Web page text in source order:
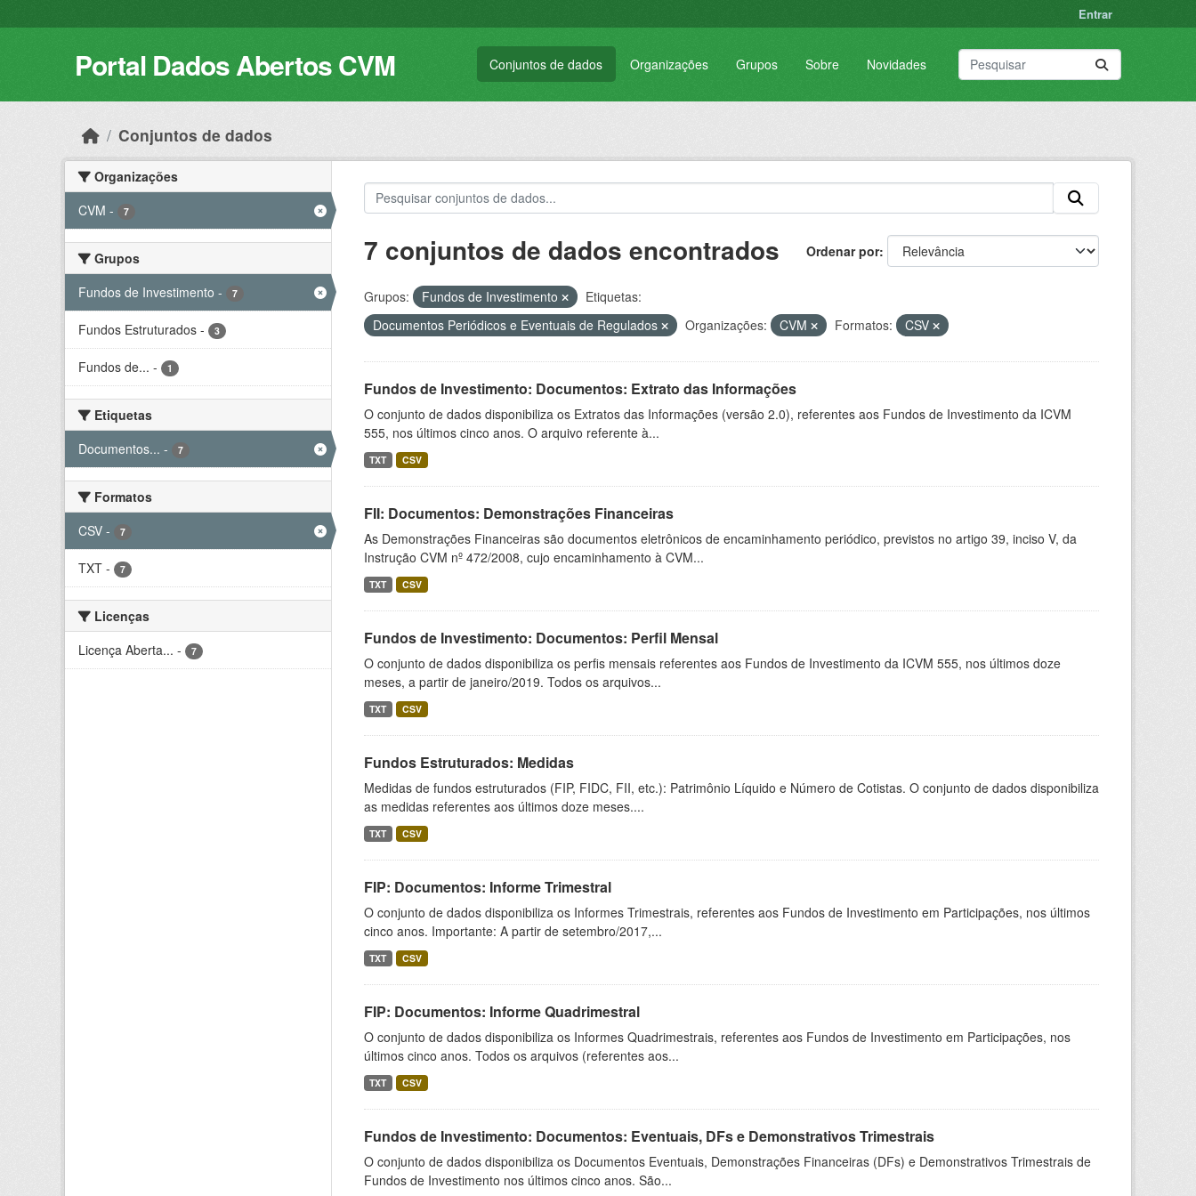
Entrar
Portal Dados Abertos CVM Conjuntos de dados Organizações Grupos Sobre Novidades
Conjuntos de dados
Organizações
CVM - 7
Grupos
Fundos de Investimento - 7
Fundos Estruturados - 3
Fundos de... - 1
Etiquetas
Documentos... - 7
Formatos
CSV - 7
TXT - 7
Licenças
Licença Aberta... - 7
Ordenar por
7 conjuntos de dados encontrados
Grupos: Fundos de Investimento
Etiquetas:
Documentos Periódicos e Eventuais de Regulados
Organizações: CVM Formatos: CSV
Fundos de Investimento: Documentos: Extrato das Informações
O conjunto de dados disponibiliza os Extratos das Informações (versão 2.0), referentes aos Fundos de Investimento da ICVM
555, nos últimos cinco anos. O arquivo referente à...
TXT CSV
FII: Documentos: Demonstrações Financeiras
As Demonstrações Financeiras são documentos eletrônicos de encaminhamento periódico, previstos no artigo 39, inciso V, da
Instrução CVM nº 472/2008, cujo encaminhamento à CVM...
TXT CSV
Fundos de Investimento: Documentos: Perfil Mensal
O conjunto de dados disponibiliza os perfis mensais referentes aos Fundos de Investimento da ICVM 555, nos últimos doze
meses, a partir de janeiro/2019. Todos os arquivos...
TXT CSV
Fundos Estruturados: Medidas
Medidas de fundos estruturados (FIP, FIDC, FII, etc.): Patrimônio Líquido e Número de Cotistas. O conjunto de dados disponibiliza
as medidas referentes aos últimos doze meses....
TXT CSV
FIP: Documentos: Informe Trimestral
O conjunto de dados disponibiliza os Informes Trimestrais, referentes aos Fundos de Investimento em Participações, nos últimos
cinco anos. Importante: A partir de setembro/2017,...
TXT CSV
FIP: Documentos: Informe Quadrimestral
O conjunto de dados disponibiliza os Informes Quadrimestrais, referentes aos Fundos de Investimento em Participações, nos
últimos cinco anos. Todos os arquivos (referentes aos...
TXT CSV
Fundos de Investimento: Documentos: Eventuais, DFs e Demonstrativos Trimestrais
O conjunto de dados disponibiliza os Documentos Eventuais, Demonstrações Financeiras (DFs) e Demonstrativos Trimestrais de
Fundos de Investimento nos últimos cinco anos. São...